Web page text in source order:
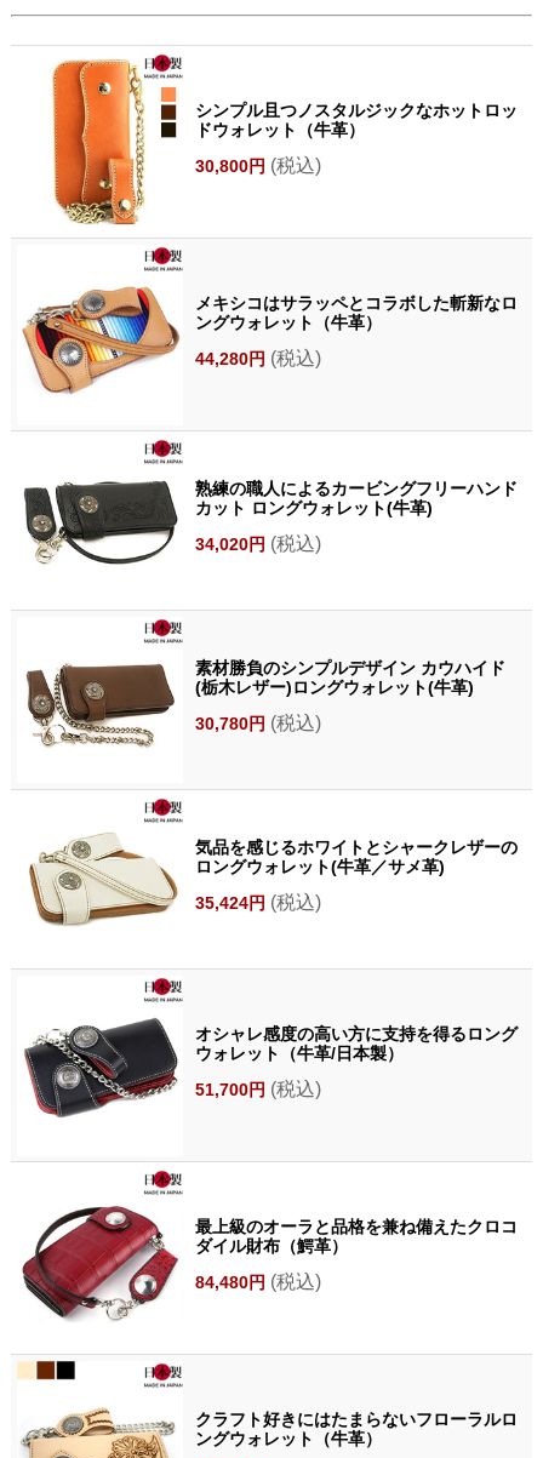
シンプル且つノスタルジックなホットロッ
ドウォレット（牛革）
30,800円 (税込)
メキシコはサラッペとコラボした斬新なロ
ングウォレット（牛革）
44,280円 (税込)
熟練の職人によるカービングフリーハンド
カット ロングウォレット(牛革)
34,020円 (税込)
素材勝負のシンプルデザイン カウハイド
(栃木レザー)ロングウォレット(牛革)
30,780円 (税込)
気品を感じるホワイトとシャークレザーの
ロングウォレット(牛革／サメ革)
35,424円 (税込)
オシャレ感度の高い方に支持を得るロング
ウォレット（牛革/日本製）
51,700円 (税込)
最上級のオーラと品格を兼ね備えたクロコ
ダイル財布（鰐革）
84,480円 (税込)
クラフト好きにはたまらないフローラルロ
ングウォレット（牛革）